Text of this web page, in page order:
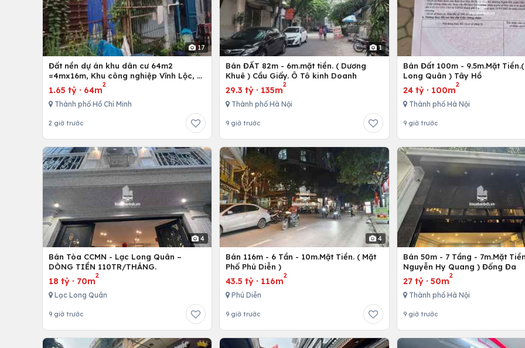
17
Đất nền dự án khu dân cư 64m2
=4mx16m, Khu công nghiệp Vĩnh Lộc, H.
Bình Chánh, Tp. Hồ Chí Minh
1.65 tỷ · 64m
2
Thành phố Hồ Chí Minh
2 giờ trước
1
Bán ĐẤT 82m - 6m.mặt tiền. ( Dương
Khuê ) Cầu Giấy. Ô Tô kinh Doanh
29.3 tỷ · 135m
2
Thành phố Hà Nội
9 giờ trước
Bán Đất 100m - 9.5m.Mặt
Long Quân ) Tây Hồ
24 tỷ· 100m
2
Thành phố Hà Nội
9 giờ trước
4
Bán Tòa CCMN - Lạc Long Quân –
DÒNG TIỀN 110TR/THÁNG.
18 tỷ · 70m
2
Lạc Long Quân
9 giờ trước
4
Bán 116m - 6 Tần - 10m.Mặt Tiền. ( Mặt
Phố Phú Diễn )
43.5 tỷ · 116m
2
Phú Diễn
9 giờ trước
Bán 50m - 7 Tầng - 7m.Mặt
Nguyễn Hy Quang ) Đống Đa
27 tỷ· 50m
2
Thành phố Hà Nội
9 giờ trước